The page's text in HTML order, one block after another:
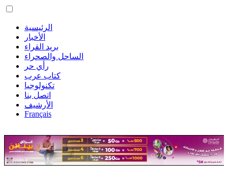
الرئيسية
الأخبار
بريد القراء
الساحل والصحراء
رأي حر
كتاب عرب
تكنولوجيا
اتصل بنا
الأرشيف
Français